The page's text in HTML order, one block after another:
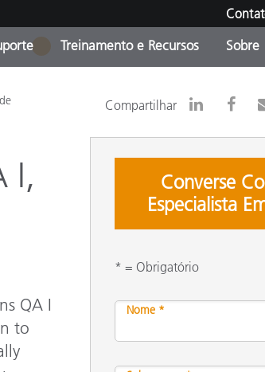
de linha -
& Printer
equipe
Treinamento e Recursos
Auditorias
Sobre
1
Compartilhar
I,
QA I
to
Converse
Especialista
* = Obrigatório
Nome *